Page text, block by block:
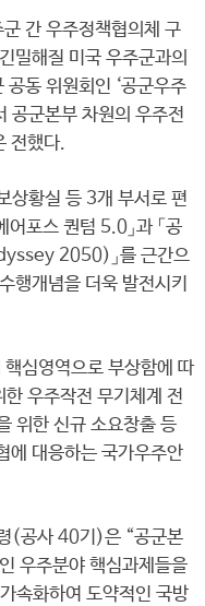
간 우주정책협의체 구
밀해질 미국 우주군과의
동 위원회인 ‘공군우주
공군본부 차원의 우주전
전했다.
상황실 등 3개 부서로 편
어포스 퀀텀 5.0」과 「공
2050)」를 근간으
행개념을 더욱 발전시키
심영역으로 부상함에 따
우주작전 무기체계 전
위한 신규 소요창출 등
에 대응하는 국가우주안
(공사 40기)은 “공군본
우주분야 핵심과제들을
속화하여 도약적인 국방